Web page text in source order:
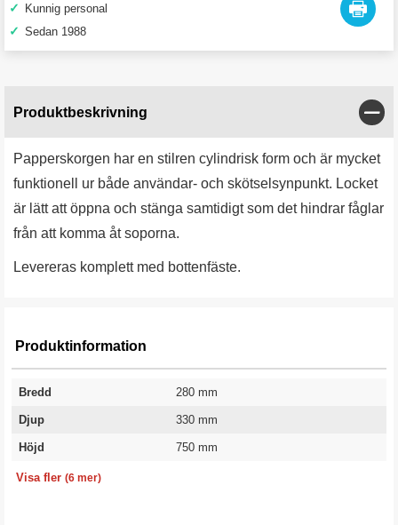
✓ Kunnig personal
✓ Sedan 1988
Produktbeskrivning
Papperskorgen har en stilren cylindrisk form och är mycket
funktionell ur både användar- och skötselsynpunkt. Locket
är lätt att öppna och stänga samtidigt som det hindrar fåglar
från att komma åt soporna.
Levereras komplett med bottenfäste.
Produktinformation
Bredd 280 mm
Djup 330 mm
Höjd
750 mm
Visa fler (6 mer)